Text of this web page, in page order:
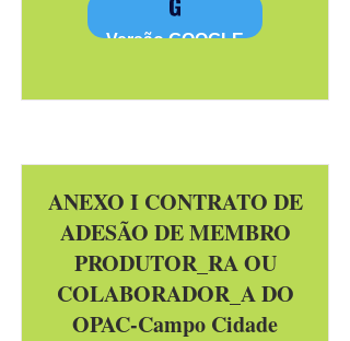
Versão GOOGLE
ANEXO I CONTRATO DE
ADESÃO DE MEMBRO
PRODUTOR_RA OU
COLABORADOR_A DO
OPAC-Campo Cidade